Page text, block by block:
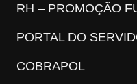
RH – PROMOÇÃO
PORTAL DO
COBRAPOL